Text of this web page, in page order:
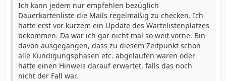
Ich kann jedem nur empfehlen bezüglich
Dauerkartenliste die Mails regelmäßig zu checken. Ich
hatte erst vor kurzem ein Update des Wartelistenplatzes
bekommen. Da war ich gar nicht mal so weit vorne. Bin
davon ausgegangen, dass zu diesem Zeitpunkt schon
alle Kündigungsphasen etc. abgelaufen waren oder
hätte einen Hinweis darauf erwartet, falls das noch
nicht der Fall war.